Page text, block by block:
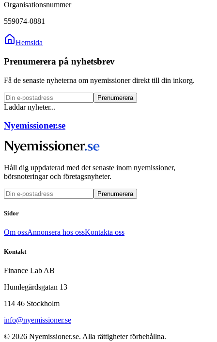
Organisationsnummer
559074-0881
Hemsida
Prenumerera på nyhetsbrev
Få de senaste nyheterna om nyemissioner direkt till din inkorg.
Prenumerera
Laddar nyheter...
Nyemissioner.se
Håll dig uppdaterad med det senaste inom nyemissioner,
börsnoteringar och företagsnyheter.
Prenumerera
Sidor
Om ossAnnonsera hos ossKontakta oss
Kontakt
Finance Lab AB
Humlegårdsgatan 13
114 46 Stockholm
info@nyemissioner.se
© 2026 Nyemissioner.se. Alla rättigheter förbehållna.